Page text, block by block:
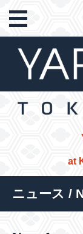
at
ニュース /